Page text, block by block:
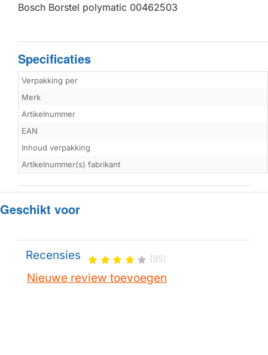
Bosch Borstel polymatic 00462503
Specificaties
Verpakking per
Merk
Artikelnummer
EAN
Inhoud verpakking
Artikelnummer(s) fabrikant
Geschikt voor
Recensies (95)
Nieuwe review toevoegen